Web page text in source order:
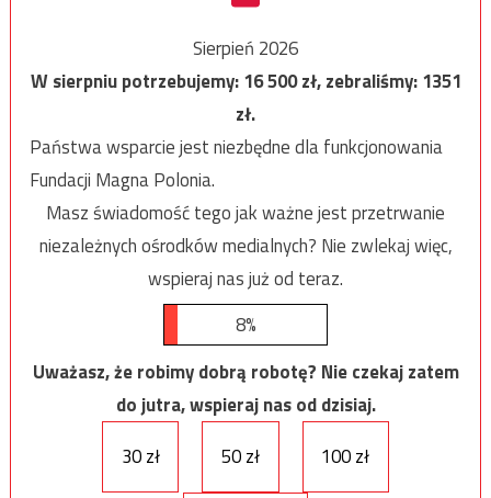
Sierpień 2026
W sierpniu potrzebujemy:16 500zł, zebraliśmy:1351
zł.
Państwa wsparcie jest niezbędne dla funkcjonowania
Fundacji Magna Polonia.
Masz świadomość tego jak ważne jest przetrwanie
niezależnych ośrodków medialnych? Nie zwlekaj więc,
wspieraj nas już od teraz.
8%
Uważasz, że robimy dobrą robotę? Nie czekaj zatem
do jutra, wspieraj nas od dzisiaj.
30 zł
50 zł 100 zł